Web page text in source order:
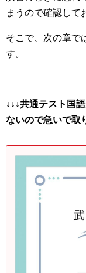
まうので確認して
そこで、次の章で
す。
↓↓↓共通テスト国
ないので急いで取